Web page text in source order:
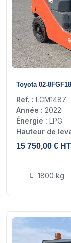
Toyota 02-
Ref. : LCM1487
Année : 2022
Énergie : LPG
Hauteur de
15 750,00 € HT
1800 kg